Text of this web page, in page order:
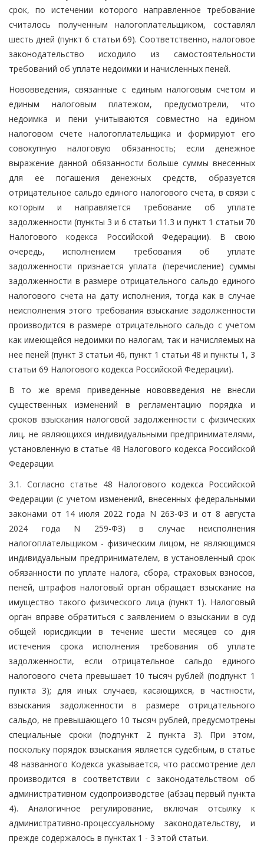
срок, по истечении которого направленное требование
считалось полученным налогоплательщиком, составлял
шесть дней (пункт 6 статьи 69). Соответственно, налоговое
законодательство исходило из самостоятельности
требований об уплате недоимки и начисленных пеней.
Нововведения, связанные с единым налоговым счетом и
единым налоговым платежом, предусмотрели, что
недоимка и пени учитываются совместно на едином
налоговом счете налогоплательщика и формируют его
совокупную налоговую обязанность; если денежное
выражение данной обязанности больше суммы внесенных
для ее погашения денежных средств, образуется
отрицательное сальдо единого налогового счета, в связи с
которым и направляется требование об уплате
задолженности (пункты 3 и 6 статьи 11.3 и пункт 1 статьи 70
Налогового кодекса Российской Федерации). В свою
очередь, исполнением требования об уплате
задолженности признается уплата (перечисление) суммы
задолженности в размере отрицательного сальдо единого
налогового счета на дату исполнения, тогда как в случае
неисполнения этого требования взыскание задолженности
производится в размере отрицательного сальдо с учетом
как имеющейся недоимки по налогам, так и начисляемых на
нее пеней (пункт 3 статьи 46, пункт 1 статьи 48 и пункты 1, 3
статьи 69 Налогового кодекса Российской Федерации).
В то же время приведенные нововведения не внесли
существенных изменений в регламентацию порядка и
сроков взыскания налоговой задолженности с физических
лиц, не являющихся индивидуальными предпринимателями,
установленную в статье 48 Налогового кодекса Российской
Федерации.
3.1. Согласно статье 48 Налогового кодекса Российской
Федерации (с учетом изменений, внесенных федеральными
законами от 14 июля 2022 года N 263-ФЗ и от 8 августа
2024 года N 259-ФЗ) в случае неисполнения
налогоплательщиком - физическим лицом, не являющимся
индивидуальным предпринимателем, в установленный срок
обязанности по уплате налога, сбора, страховых взносов,
пеней, штрафов налоговый орган обращает взыскание на
имущество такого физического лица (пункт 1). Налоговый
орган вправе обратиться с заявлением о взыскании в суд
общей юрисдикции в течение шести месяцев со дня
истечения срока исполнения требования об уплате
задолженности, если отрицательное сальдо единого
налогового счета превышает 10 тысяч рублей (подпункт 1
пункта 3); для иных случаев, касающихся, в частности,
взыскания задолженности в размере отрицательного
сальдо, не превышающего 10 тысяч рублей, предусмотрены
специальные сроки (подпункт 2 пункта 3). При этом,
поскольку порядок взыскания является судебным, в статье
48 названного Кодекса указывается, что рассмотрение дел
производится в соответствии с законодательством об
административном судопроизводстве (абзац первый пункта
4). Аналогичное регулирование, включая отсылку к
административно-процессуальному законодательству, и
прежде содержалось в пунктах 1 - 3 этой статьи.